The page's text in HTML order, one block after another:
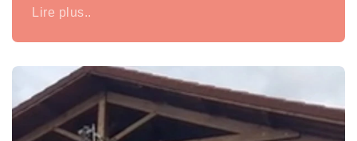
Lire plus..